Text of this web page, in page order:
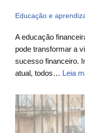
Educação e
A educação
pode transformar a
sucesso financeiro.
atual, todos… Leia